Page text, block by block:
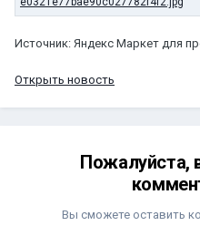
Источник: Яндекс Маркет для
Открыть новость
Пожалуйста,
Вы сможете оставить